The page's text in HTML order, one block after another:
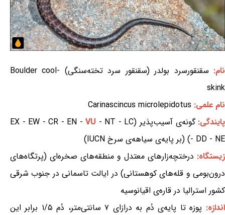
نام:
سقنقورسرد بولدر (سقنقور سرد تخته‌سنگی) Boulder cool-
skink
نام علمی: Carinascincus microlepidotus
پایندگی:گونه‌ی آسیب‌پذیر (EX - EW - CR - EN - VU - NT - LC
- DD - NE) (بر پایه‌ی سیاهه‌ی سرخ IUCN)
زیستگاه: درختچه‌زارهای معتدل و منطقه‌های صخره‌ای (پرتگاه‌های
درون‌بومی و قله‌های کوهستانی) در ایالت تاسمانی در جنوب شرقی
کشور استرالیا در قاره‌ی اقیانوسیه
اندازه:
پوزه تا پایه‌ی دُم به درازای ۷ سانتی‌متر، دُم ۱/۵ برابر این